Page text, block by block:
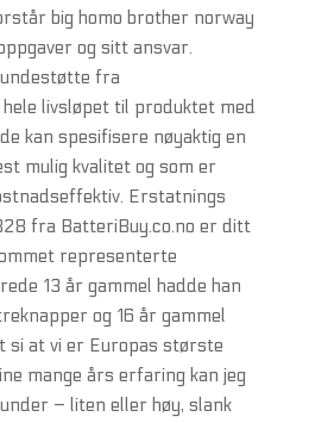
big homo brother norway
og sitt ansvar.
fra
livsløpet til produktet med
kan spesifisere nøyaktig en
mulig kvalitet og som er
Erstatnings
fra BatteriBuy.co.no er ditt
representerte
13 år gammel hadde han
og 16 år gammel
si at vi er Europas største
mange års erfaring kan jeg
– liten eller høy, slank